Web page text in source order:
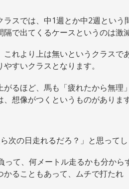
ラスでは、中1週とか中2週とい
で出てくるケースというのは激
これより上は無いというクラス
やすいクラスとなります。
がるほど、馬も「疲れたから無理
想像がつくというものがあります
次の日走れるだろ？」と思ってし
って、何メートル走るかも分か
かることもあって、ムチで打た